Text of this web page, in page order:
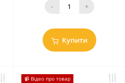
- +
Купити
📹 Відео про товар